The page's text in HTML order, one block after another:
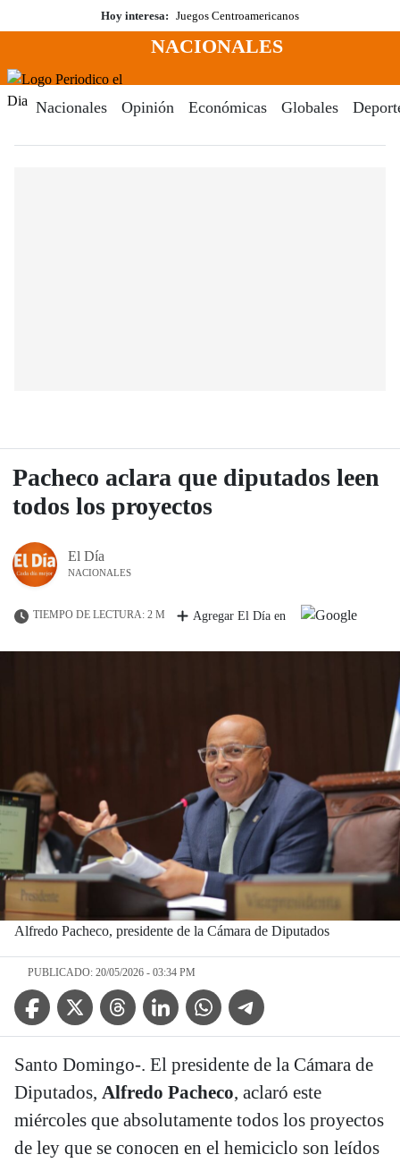
al
Hoy interesa: Juegos Centroamericanos
Menú
NACIONALES
Nacionales Opinión Económicas Globales
Pacheco aclara que diputados leen
todos los proyectos
El Día
NACIONALES
TIEMPO DE LECTURA: 2 M Agregar El Día en
Alfredo Pacheco, presidente de la Cámara de Diputados
PUBLICADO: 20/05/2026 - 03:34 PM
Facebook IconTwitter IconThreads IconLinkedin IconWhatsApp IconTelegram Icon
Santo Domingo-. El presidente de la Cámara de
Diputados, Alfredo Pacheco, aclaró este
miércoles que absolutamente todos los proyectos
de ley que se conocen en el hemiciclo son leídos